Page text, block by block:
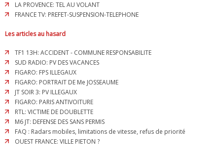
LA PROVENCE: TEL AU VOLANT
FRANCE TV: PREFET-SUSPENSION-TELEPHONE
Les articles au hasard
TF1 13H: ACCIDENT - COMMUNE RESPONSABILITE
SUD RADIO: PV DES VACANCES
FIGARO: FPS ILLEGAUX
FIGARO: PORTRAIT DE Me JOSSEAUME
JT SOIR 3: PV ILLEGAUX
FIGARO: PARIS ANTIVOITURE
RTL: VICTIME DE DOUBLETTE
M6 JT: DEFENSE DES SANS PERMIS
FAQ : Radars mobiles, limitations de vitesse, refus de priorité
OUEST FRANCE: VILLE PIETON ?